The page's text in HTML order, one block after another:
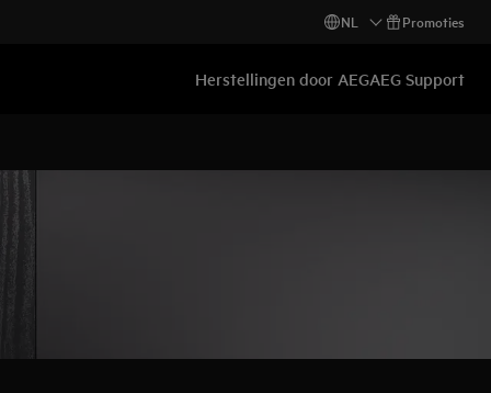
NL Promoties
Herstellingen door AEGAEG Support